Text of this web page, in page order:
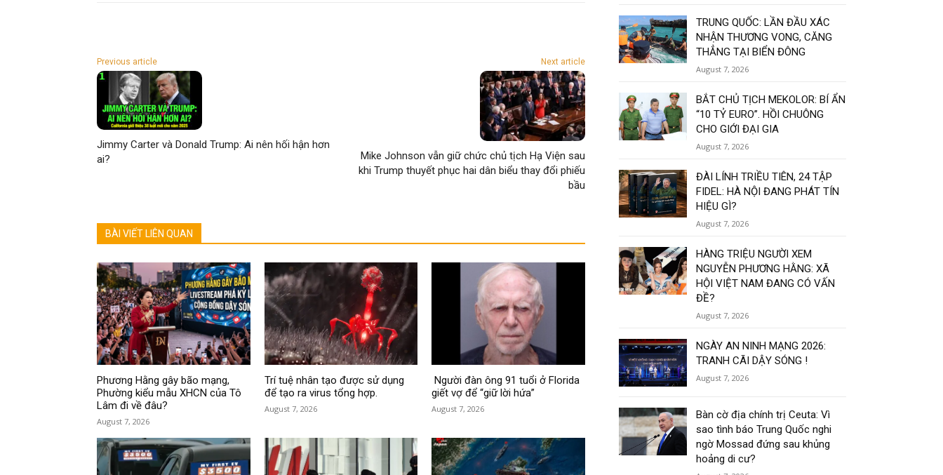
Previous article
Jimmy Carter và Donald Trump: Ai nên hối hận hơn
ai?
Next article
Mike Johnson vẫn giữ chức chủ tịch Hạ Viện sau
khi Trump thuyết phục hai dân biểu thay đổi phiếu
bầu
BÀI VIẾT LIÊN QUAN
Phương Hằng gây bão mạng,
Phường kiểu mẫu XHCN của Tô
Lâm đi về đâu?
August 7, 2026
Trí tuệ nhân tạo được sử dụng
để tạo ra virus tổng hợp.
August 7, 2026
Người đàn ông 91 tuổi ở Florida
giết vợ để “giữ lời hứa”
August 7, 2026
TRUNG QUỐC: LẦN ĐẦU XÁC
NHẬN THƯƠNG VONG, CĂNG
THẲNG TẠI BIỂN ĐÔNG
August 7, 2026
BẮT CHỦ TỊCH MEKOLOR: BÍ ẨN
“10 TỶ EURO”. HỒI CHUÔNG
CHO GIỚI ĐẠI GIA
August 7, 2026
ĐÀI LÍNH TRIỀU TIÊN, 24 TẬP
FIDEL: HÀ NỘI ĐANG PHÁT TÍN
HIỆU GÌ?
August 7, 2026
HÀNG TRIỆU NGƯỜI XEM
NGUYỄN PHƯƠNG HẰNG: XÃ
HỘI VIỆT NAM ĐANG CÓ VẤN
ĐỀ?
August 7, 2026
NGÀY AN NINH MẠNG 2026:
TRANH CÃI DẬY SÓNG !
August 7, 2026
Bàn cờ địa chính trị Ceuta: Vì
sao tình báo Trung Quốc nghi
ngờ Mossad đứng sau khủng
hoảng di cư?